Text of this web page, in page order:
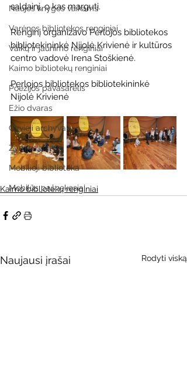
Naujos knygos vaikams
Varėnos bibliotekos renginiai
Vaikų ir jaunimo renginiai
Kaimo bibliotekų renginiai
Poezijos pavasarėlis
Ežio dvaras
Gyvieji archyvai
Žymios datos
Mobilioji biblioteka
Mobilūs pašnekesiai
saldainį, o kas margutį.
Renginį organizavo Perlojos bibliotekos
bibliotekininkė Nijolė Krivienė ir kultūros
centro vadovė Irena Stoškienė.
Perlojos bibliotekos bibliotekininkė
Nijolė Krivienė
Kaimo bibliotekų renginiai
Naujausi įrašai Rodyti viską